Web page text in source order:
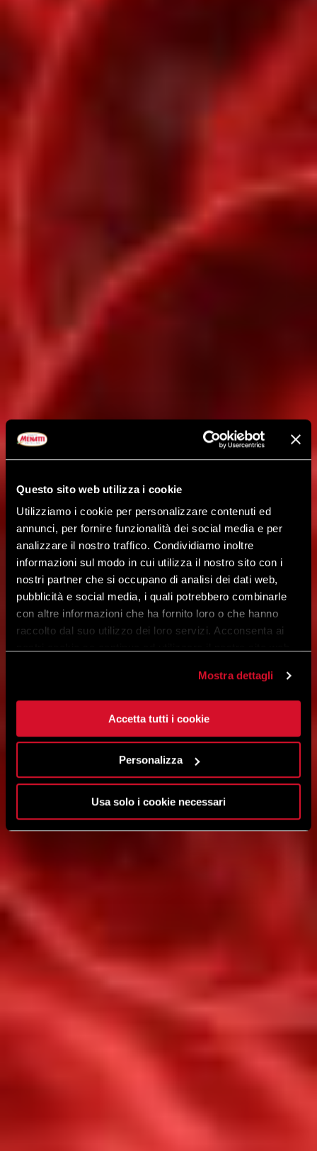
Questo sito web utilizza i cookie
Utilizziamo i cookie per personalizzare contenuti ed
annunci, per fornire funzionalità dei social media e per
analizzare il nostro traffico. Condividiamo inoltre
informazioni sul modo in cui utilizza il nostro sito con i
nostri partner che si occupano di analisi dei dati web,
pubblicità e social media, i quali potrebbero combinarle
con altre informazioni che ha fornito loro o che hanno
raccolto dal suo utilizzo dei loro servizi. Acconsenta ai
Mostra dettagli
Accetta tutti i cookie
Personalizza
Usa solo i cookie necessari